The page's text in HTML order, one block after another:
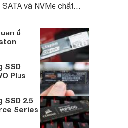
và NVMe chất
công ty đã công bố
dựa trên PCIe 3.0
ổ
SSD
Plus
SSD 2.5
Series